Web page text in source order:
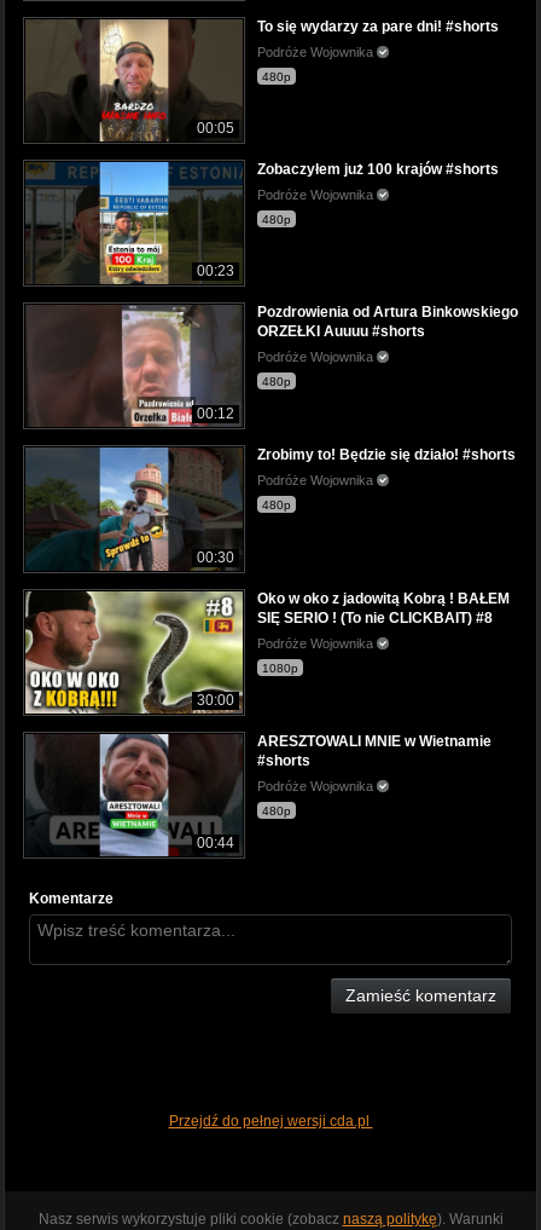
00:05
To się wydarzy za pare dni! #shorts
Podróże Wojownika
480p
00:23
Zobaczyłem już 100 krajów #shorts
Podróże Wojownika
480p
00:12
Pozdrowienia od Artura Binkowskiego
ORZEŁKI Auuuu #shorts
Podróże Wojownika
480p
00:30
Zrobimy to! Będzie się działo! #shorts
Podróże Wojownika
480p
30:00
Oko w oko z jadowitą Kobrą ! BAŁEM
SIĘ SERIO ! (To nie CLICKBAIT) #8
Podróże Wojownika
1080p
00:44
ARESZTOWALI MNIE w Wietnamie
#shorts
Podróże Wojownika
480p
Komentarze
Zamieść komentarz
Przejdź do pełnej wersji cda.pl
Nasz serwis wykorzystuje pliki cookie (zobacz naszą politykę). Warunki